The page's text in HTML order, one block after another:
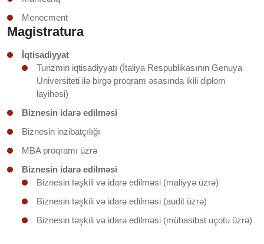
Menecment
Magistratura
İqtisadiyyat
Turizmin iqtisadiyyatı (İtaliya Respublikasının Genuya
Universiteti ilə birgə proqram əsasında ikili diplom
layihəsi)
Biznesin idarə edilməsi
Biznesin inzibatçılığı
MBA proqramı üzrə
Biznesin idarə edilməsi
Biznesin təşkili və idarə edilməsi (maliyyə üzrə)
Biznesin təşkili və idarə edilməsi (audit üzrə)
Biznesin təşkili və idarə edilməsi (mühasibat uçotu üzrə)